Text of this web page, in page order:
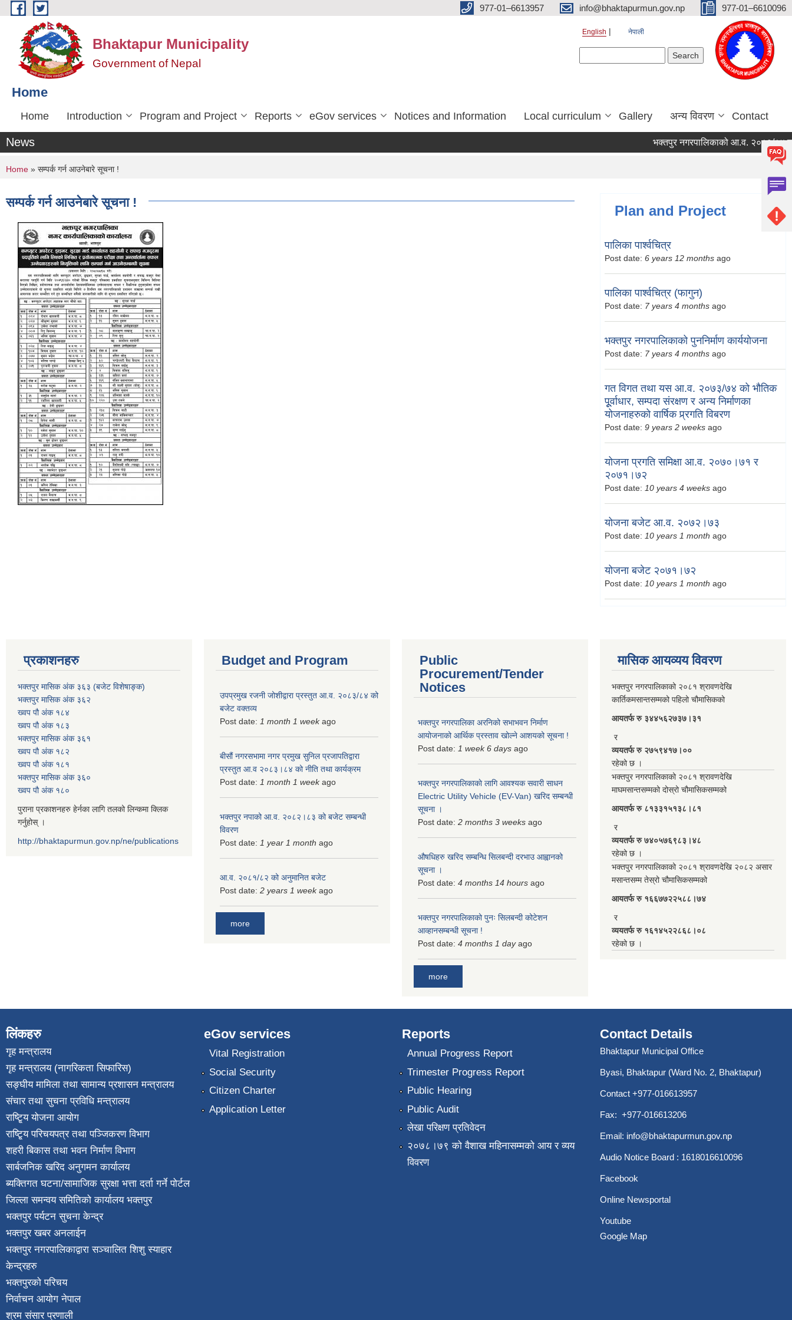
Skip to main content 977-01–6613957 info@bhaktapurmun.gov.np 977-01–6610096
Bhaktapur Municipality
Government of Nepal
English नेपाली
Home
Home Introduction Program and Project Reports eGov services Notices and Information Local curriculum Gallery अन्य विवरण Contact
News भक्तपुर नगरपालिकाको आ.व. २०८३/८४ को
You are here
Home » सम्पर्क गर्न आउनेबारे सूचना !
सम्पर्क गर्न आउनेबारे सूचना !
Plan and Project
पालिका पार्श्वचित्र
Post date: 6 years 12 months ago
पालिका पार्श्वचित्र (फागुन)
Post date: 7 years 4 months ago
भक्तपुर नगरपालिकाको पुननिर्माण कार्ययोजना
Post date: 7 years 4 months ago
गत विगत तथा यस आ.व. २०७३/७४ को भौतिक
पूूर्वाधार, सम्पदा संरक्षण र अन्य निर्माणका
योजनाहरुको वार्षिक प्र्रगति विबरण
Post date: 9 years 2 weeks ago
योजना प्रगति समिक्षा आ.व. २०७०।७१ र
२०७१।७२
Post date: 10 years 4 weeks ago
योजना बजेट आ.व. २०७२।७३
Post date: 10 years 1 month ago
योजना बजेट २०७१।७२
Post date: 10 years 1 month ago
प्रकाशनहरु
भक्तपुर मासिक अंक ३६३ (बजेट विशेषाङ्क)
भक्तपुर मासिक अंक ३६२
ख्वप पौ अंक १८४
ख्वप पौ अंक १८३
भक्तपुर मासिक अंक ३६१
ख्वप पौ अंक १८२
ख्वप पौ अंक १८१
भक्तपुर मासिक अंक ३६०
ख्वप पौ अंक १८०
पुराना प्रकाशनहरु हेर्नका लागि तलको लिन्कमा क्लिक
गर्नुहोस् ।
http://bhaktapurmun.gov.np/ne/publications
Budget and Program
उपप्रमुख रजनी जोशीद्वारा प्रस्तुत आ.व. २०८३/८४ को
बजेट वक्तव्य
Post date: 1 month 1 weekago
बीसौं नगरसभामा नगर प्रमुख सुनिल प्रजापतिद्वारा
प्रस्तुत आ.व‍ २०८३।८४ को नीति तथा कार्यक्रम
Post date: 1 month 1 weekago
भक्तपुर नपाको आ.व. २०८२।८३ को बजेट सम्बन्धी
विवरण
Post date: 1 year 1 month ago
आ.व. २०८१/८२ को अनुमानित बजेट
Post date: 2 years 1 weekago
more
Public
Procurement/Tender
Notices
भक्तपुर नगरपालिका अरनिको सभाभवन निर्माण
आयोजनाको आर्थिक प्रस्ताव खोल्ने आशयको सूचना !
Post date: 1 week 6 days ago
भक्तपुर नगरपालिकाकाे लागि आवश्यक सवारी साधन
Electric Utility Vehicle (EV-Van) खरिद सम्बन्धी
सूचना ।
Post date: 2 months 3 weeks ago
औषधिहरु खरिद सम्बन्धि सिलबन्दी दरभाउ आह्वानको
सूचना ।
Post date: 4 months 14 hours ago
भक्तपुर नगरपालिकाको पुनः सिलबन्दी कोटेशन
आव्हानसम्बन्धी सूचना !
Post date: 4 months 1 dayago
more
मासिक आयव्यय विवरण
भक्तपुर नगरपालिकाको २०८१ श्रावणदेखि
कार्तिकमसान्तसम्मको पहिलो चौमासिकको
आयतर्फ रु‌ ३४४५६२७३७।३१
र
व्ययतर्फ रु २७५९४१७।००
रहेको छ ।
भक्तपुर नगरपालिकाको २०८१ श्रावणदेखि
माघमसान्तसम्मको दोस्रो चौमासिकसम्मको
आयतर्फ रु‌ ८१३३१५१३८।८१
र
व्ययतर्फ रु ७४०५७६९८३।४८
रहेको छ ।
भक्तपुर नगरपालिकाको २०८१ श्रावणदेखि २०८२ असार
मसान्तसम्म तेस्रो चौमासिकसम्मको
आयतर्फ रु‌ १६६७७२२५८८।७४
र
व्ययतर्फ रु १६१४५२२८६८।०८
रहेको छ ।
लिंकहरु
गृह मन्त्रालय
गृह मन्त्रालय (नागरिकता सिफारिस)
सङ्घीय मामिला तथा सामान्य प्रशासन मन्त्रालय
संचार तथा सुचना प्रविधि मन्त्रालय
राष्टि्ृय योजना आयोग
राष्टि्ृय परिचयपत्र तथा पञ्जिकरण विभाग
शहरी बिकास तथा भवन निर्माण विभाग
सार्बजनिक खरिद अनुगमन कार्यालय
ब्यक्तिगत घटना/सामाजिक सुरक्षा भत्ता दर्ता गर्ने पोर्टल
जिल्ला समन्वय समितिको कार्यालय भक्तपुर
भक्तपुर पर्यटन सुचना केन्द्र
भक्तपुर खबर अनलाईन
भक्तपुर नगरपालिकाद्वारा सञ्चालित शिशु स्याहार
केन्द्रहरु
भक्तपुरकाे परिचय
निर्वाचन आयोग नेपाल
श्रम संसार प्रणाली
eGov services
Vital Registration
Social Security
Citizen Charter
Application Letter
Reports
Annual Progress Report
Trimester Progress Report
Public Hearing
Public Audit
लेखा परिक्षण प्रतिवेदन
२०७८।७९ को वैशाख महिनासम्मको आय र व्यय
विवरण
Contact Details
Bhaktapur Municipal Office
Byasi, Bhaktapur (Ward No. 2, Bhaktapur)
Contact +977-016613957
Fax: +977-016613206
Email: info@bhaktapurmun.gov.np
Audio Notice Board : 1618016610096
Facebook
Online Newsportal
Youtube
Google Map